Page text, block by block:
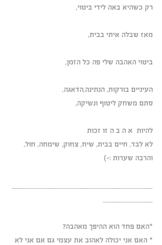
רק כשהיא באה לידי ביטוי,
מאז שבלה איתי בבית,
ביטוי האהבה שלי פה כל הזמן,
העיניים בורקות, הנתינה,הדאגה,
סתם משחק ליטוף ונשיקה,
להיות  א ה ב ה זו זכות
לא לבד, חיים בבית, שיח, צחוק, שימחה, חול,
והרבה שערות :-)
*האם פחד הוא ההיפך מאהבה?
* האם אני יכולה לאהוב את עצמי גם אם אני לא